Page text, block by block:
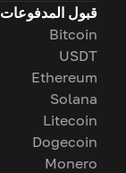
قبول المدفوعات
Bitcoin
USDT
Ethereum
Solana
Litecoin
Dogecoin
Monero